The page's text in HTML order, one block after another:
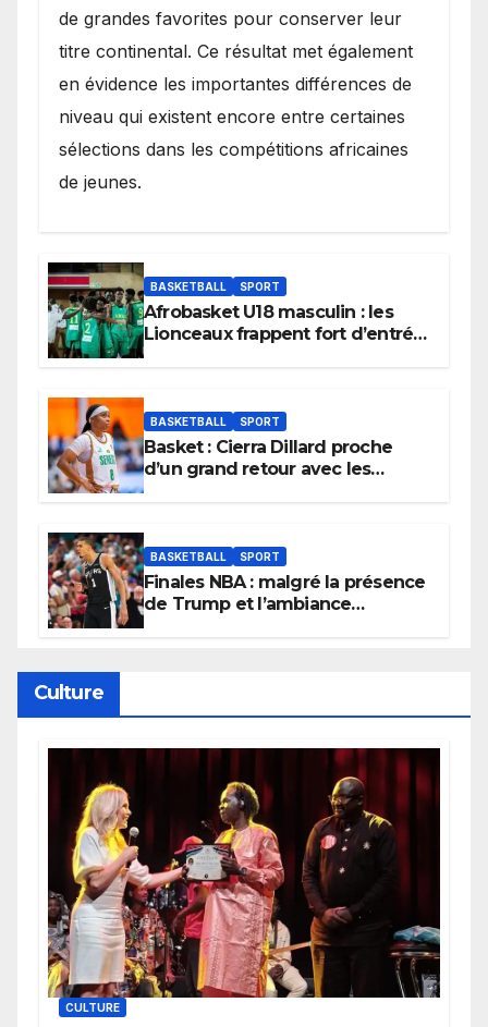
de grandes favorites pour conserver leur
titre continental. Ce résultat met également
en évidence les importantes différences de
niveau qui existent encore entre certaines
sélections dans les compétitions africaines
de jeunes.
BASKETBALL SPORT
Afrobasket U18 masculin : les
Lionceaux frappent fort d’entrée
BASKETBALL SPORT
Basket : Cierra Dillard proche
d’un grand retour avec les
BASKETBALL SPORT
Finales NBA : malgré la présence
de Trump et l’ambiance
Culture
CULTURE